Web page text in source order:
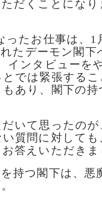
だくことにな
ったお仕事は、1
たデーモン閣
インタビューを
では緊張する
あり、閣下の
いて思ったの
質問に対して
答えいただき
持つ閣下は、